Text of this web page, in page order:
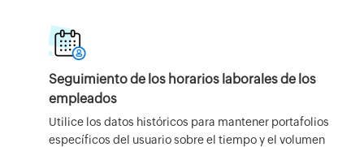
Seguimiento de los horarios laborales de los
empleados
Utilice los datos históricos para mantener portafolios
específicos del usuario sobre el tiempo y el volumen